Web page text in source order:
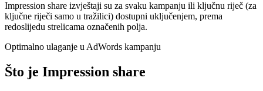
Impression share izvještaji su za svaku kampanju ili ključnu riječ (za
ključne riječi samo u tražilici) dostupni uključenjem, prema
redoslijedu strelicama označenih polja.
Optimalno ulaganje u AdWords kampanju
Što je Impression share